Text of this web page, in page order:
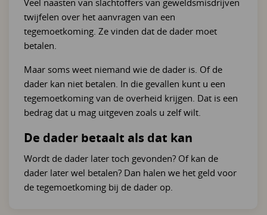
Veel naasten van slachtoffers van geweldsmisdrijven
twijfelen over het aanvragen van een
tegemoetkoming. Ze vinden dat de dader moet
betalen.
Maar soms weet niemand wie de dader is. Of de
dader kan niet betalen. In die gevallen kunt u een
tegemoetkoming van de overheid krijgen. Dat is een
bedrag dat u mag uitgeven zoals u zelf wilt.
De dader betaalt als dat kan
Wordt de dader later toch gevonden? Of kan de
dader later wel betalen? Dan halen we het geld voor
de tegemoetkoming bij de dader op.